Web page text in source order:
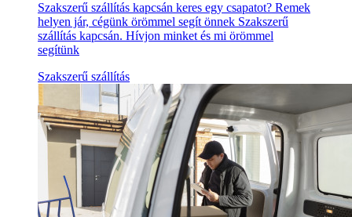
Szakszerű szállítás kapcsán keres egy csapatot? Remek
helyen jár, cégünk örömmel segít önnek Szakszerű
szállítás kapcsán. Hívjon minket és mi örömmel
segítünk
Szakszerű szállítás